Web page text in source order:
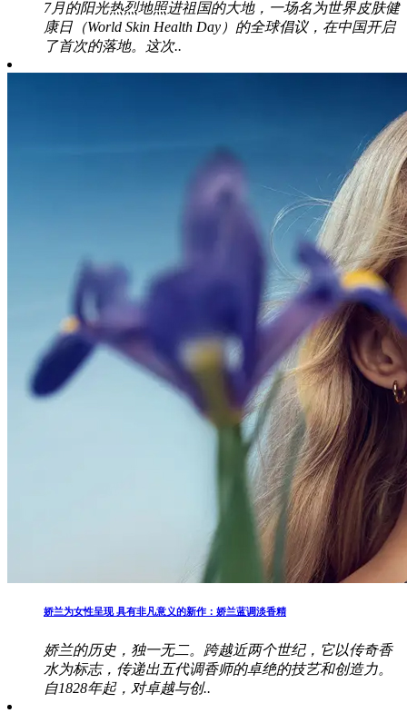
7月的阳光热烈地照进祖国的大地，一场名为世界皮肤健
康日（World Skin Health Day）的全球倡议，在中国开启
了首次的落地。这次..
娇兰为女性呈现 具有非凡意义的新作：娇兰蓝调淡香精
娇兰的历史，独一无二。跨越近两个世纪，它以传奇香
水为标志，传递出五代调香师的卓绝的技艺和创造力。
自1828年起，对卓越与创..